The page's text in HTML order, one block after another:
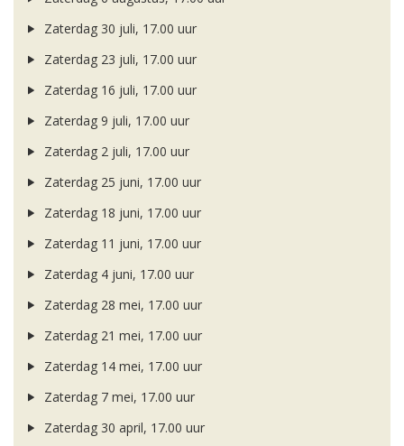
Zaterdag 30 juli, 17.00 uur
Zaterdag 23 juli, 17.00 uur
Zaterdag 16 juli, 17.00 uur
Zaterdag 9 juli, 17.00 uur
Zaterdag 2 juli, 17.00 uur
Zaterdag 25 juni, 17.00 uur
Zaterdag 18 juni, 17.00 uur
Zaterdag 11 juni, 17.00 uur
Zaterdag 4 juni, 17.00 uur
Zaterdag 28 mei, 17.00 uur
Zaterdag 21 mei, 17.00 uur
Zaterdag 14 mei, 17.00 uur
Zaterdag 7 mei, 17.00 uur
Zaterdag 30 april, 17.00 uur